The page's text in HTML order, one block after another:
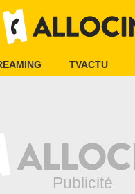
TVACTU